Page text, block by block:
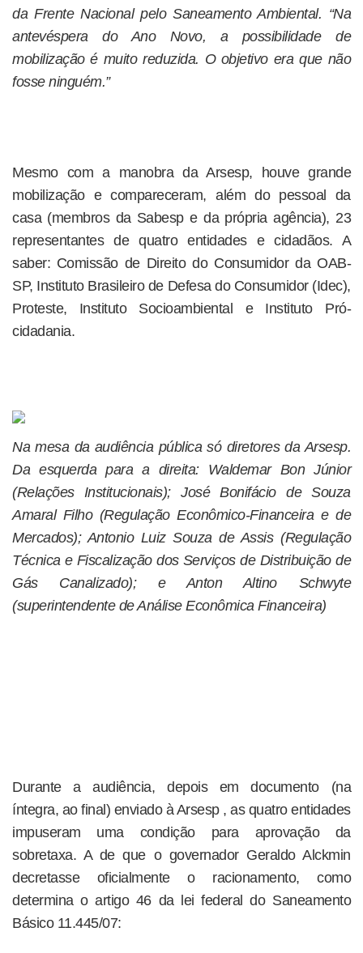
da Frente Nacional pelo Saneamento Ambiental. “Na
antevéspera do Ano Novo, a possibilidade de
mobilização é muito reduzida. O objetivo era que não
fosse ninguém.”
Mesmo com a manobra da Arsesp, houve grande
mobilização e compareceram, além do pessoal da
casa (membros da Sabesp e da própria agência), 23
representantes de quatro entidades e cidadãos. A
saber: Comissão de Direito do Consumidor da OAB-
SP, Instituto Brasileiro de Defesa do Consumidor (Idec),
Proteste, Instituto Socioambiental e Instituto Pró-
cidadania.
Na mesa da audiência pública só diretores da Arsesp.
Da esquerda para a direita: Waldemar Bon Júnior
(Relações Institucionais); José Bonifácio de Souza
Amaral Filho (Regulação Econômico-Financeira e de
Mercados); Antonio Luiz Souza de Assis (Regulação
Técnica e Fiscalização dos Serviços de Distribuição de
Gás Canalizado); e Anton Altino Schwyte
(superintendente de Análise Econômica Financeira)
Durante a audiência, depois em documento (na
íntegra, ao final) enviado à Arsesp , as quatro entidades
impuseram uma condição para aprovação da
sobretaxa. A de que o governador Geraldo Alckmin
decretasse oficialmente o racionamento, como
determina o artigo 46 da lei federal do Saneamento
Básico 11.445/07: